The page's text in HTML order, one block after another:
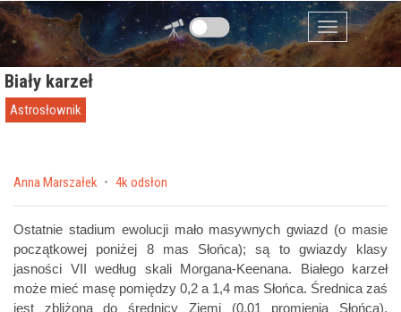
Przejdź do zawartości
Menu
Biały karzeł
Astrosłownik
by
Anna Marszałek 4k odsłon
Ostatnie stadium ewolucji mało masywnych gwiazd (o masie
początkowej poniżej 8 mas Słońca); są to gwiazdy klasy
jasności VII według skali Morgana-Keenana. Białego karzeł
może mieć masę pomiędzy 0,2 a 1,4 mas Słońca. Średnica zaś
jest zbliżona do średnicy Ziemi (0,01 promienia Słońca).